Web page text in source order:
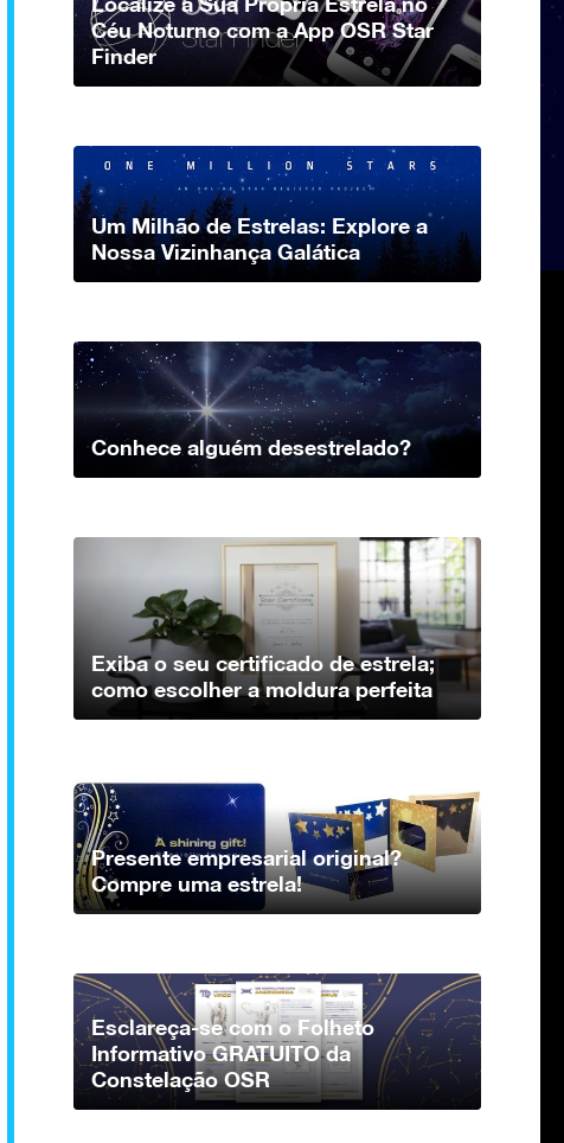
Céu Noturno com a App OSR Star
Finder
Um Milhão de Estrelas: Explore a
Nossa Vizinhança Galática
Conhece alguém desestrelado?
Exiba o seu certificado de estrela;
como escolher a moldura perfeita
Presente empresarial original?
Compre uma estrela!
Esclareça-se com o Folheto
Informativo GRATUITO da
Constelação OSR